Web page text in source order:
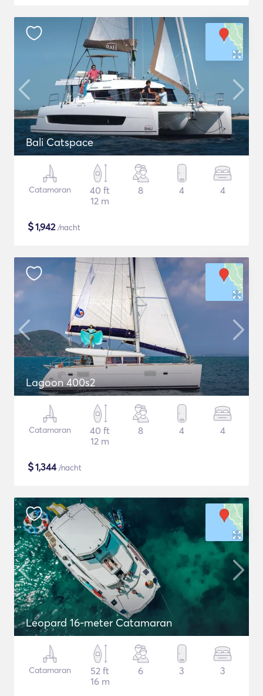
Bali Catspace
Catamaran
40 ft
12 m
8 4 4
$1,942/nacht
Lagoon 400s2
Catamaran
40 ft
12 m
8 4 4
$1,344/nacht
Leopard 16-meter Catamaran
Catamaran
52 ft
16 m
6 3 3